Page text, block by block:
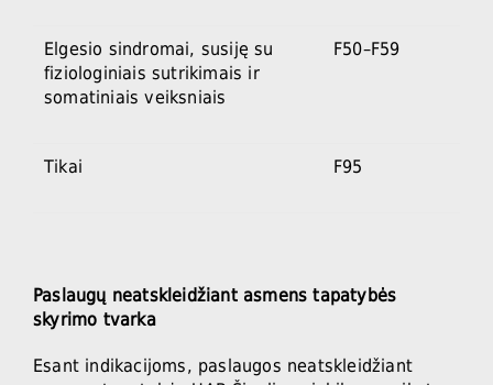
Elgesio sindromai, susiję su
fiziologiniais sutrikimais ir
somatiniais veiksniais
F50–F59
Tikai F95
Paslaugų neatskleidžiant asmens tapatybės
skyrimo tvarka
Esant indikacijoms, paslaugos neatskleidžiant